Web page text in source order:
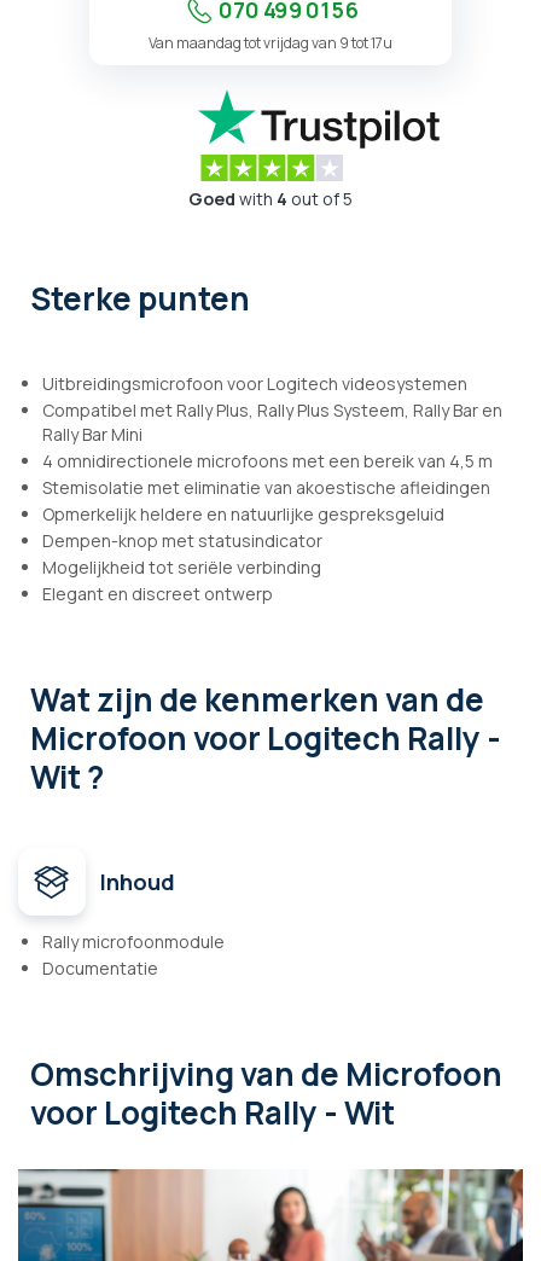
070 499 01 56
Van maandag tot vrijdag van 9 tot 17u
Goed with 4 out of 5
Sterke punten
Uitbreidingsmicrofoon voor Logitech videosystemen
Compatibel met Rally Plus, Rally Plus Systeem, Rally Bar en
Rally Bar Mini
4 omnidirectionele microfoons met een bereik van 4,5 m
Stemisolatie met eliminatie van akoestische afleidingen
Opmerkelijk heldere en natuurlijke gespreksgeluid
Dempen-knop met statusindicator
Mogelijkheid tot seriële verbinding
Elegant en discreet ontwerp
Wat zijn de kenmerkenvan de
Microfoon voor Logitech Rally -
Wit ?
Inhoud
Rally microfoonmodule
Documentatie
Omschrijvingvan de Microfoon
voor Logitech Rally - Wit